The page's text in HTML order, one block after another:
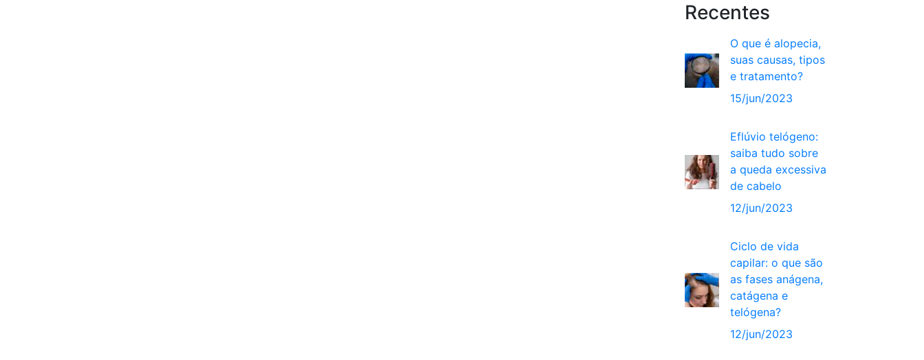
Recentes
O que é alopecia,
suas causas, tipos
e tratamento?
15/jun/2023
Eflúvio telógeno:
saiba tudo sobre
a queda excessiva
de cabelo
12/jun/2023
Ciclo de vida
capilar: o que são
as fases anágena,
catágena e
telógena?
12/jun/2023